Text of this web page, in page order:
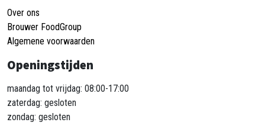
Over ons
Brouwer FoodGroup
Algemene voorwaarden
Openingstijden
maandag tot vrijdag: 08:00-17:00
zaterdag: gesloten
zondag: gesloten